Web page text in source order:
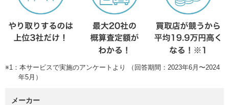
※1：本サービスで実施のアンケートより （回答期間：2023年6月〜2024
年5月）
メーカー